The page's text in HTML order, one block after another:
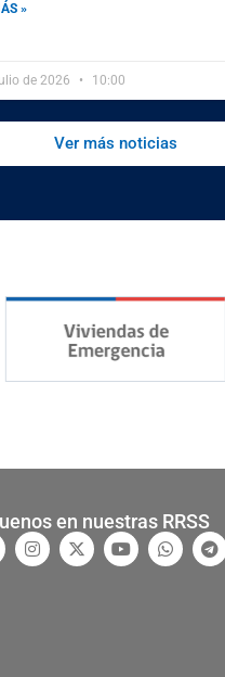
»
de 2026 10:00
Ver más noticias
en nuestras RRSS